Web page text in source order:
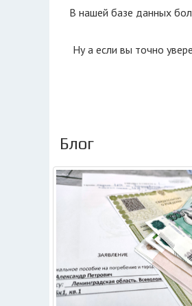
В нашей базе данных
Ну а если вы точно
Блог